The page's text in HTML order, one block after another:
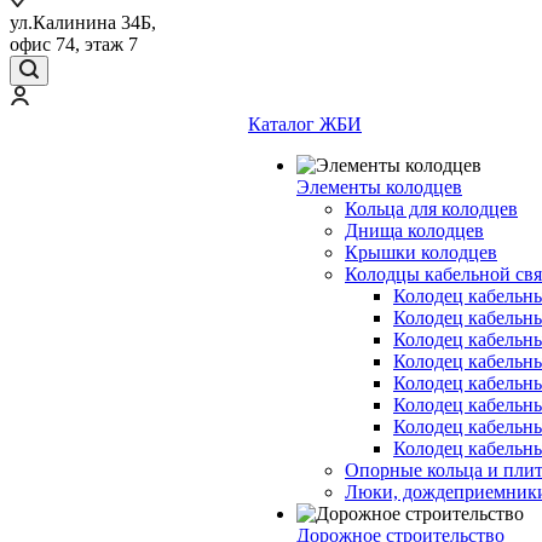
ул.Калинина 34Б,
офис 74, этаж 7
Каталог ЖБИ
Элементы колодцев
Кольца для колодцев
Днища колодцев
Крышки колодцев
Колодцы кабельной
Колодец
Колодец
Колодец
Колодец
Колодец
Колодец
Колодец
Колодец
Опорные кольца и
Люки,
Дорожное строительство